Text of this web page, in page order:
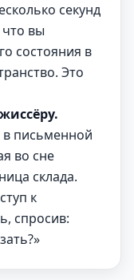
секунд
что вы
состояния в
Это
письменной
во сне
склада.
к
спросив: